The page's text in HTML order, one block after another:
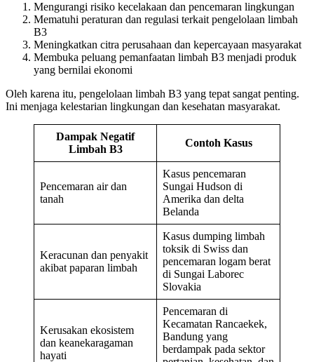
Mengurangi risiko kecelakaan dan pencemaran lingkungan
Mematuhi peraturan dan regulasi terkait pengelolaan limbah
B3
Meningkatkan citra perusahaan dan kepercayaan masyarakat
Membuka peluang pemanfaatan limbah B3 menjadi produk
yang bernilai ekonomi
Oleh karena itu, pengelolaan limbah B3 yang tepat sangat penting.
Ini menjaga kelestarian lingkungan dan kesehatan masyarakat.
Dampak Negatif
Limbah B3
Contoh Kasus
Pencemaran air dan
tanah
Kasus pencemaran
Sungai Hudson di
Amerika dan delta
Belanda
Keracunan dan penyakit
akibat paparan limbah
Kasus dumping limbah
toksik di Swiss dan
pencemaran logam berat
di Sungai Laborec
Slovakia
Kerusakan ekosistem
dan keanekaragaman
hayati
Pencemaran di
Kecamatan Rancaekek,
Bandung yang
berdampak pada sektor